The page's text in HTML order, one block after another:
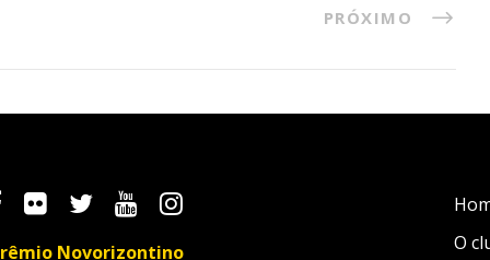
PRÓXIMO
Novorizontino
O